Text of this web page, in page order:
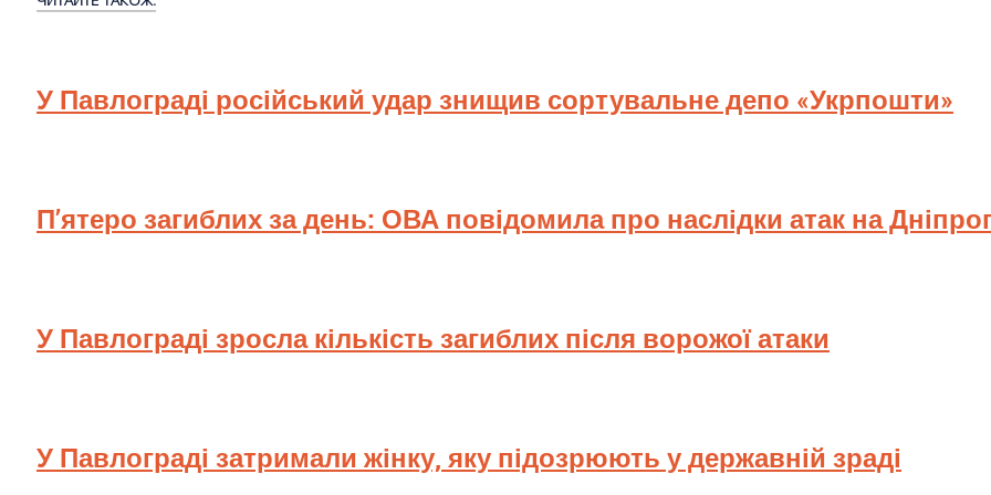
У Павлограді російський удар знищив сортувальне депо «Укрпошти»
П’ятеро загиблих за день: ОВА повідомила про наслідки атак на
У Павлограді зросла кількість загиблих після ворожої атаки
У Павлограді затримали жінку, яку підозрюють у державній зраді